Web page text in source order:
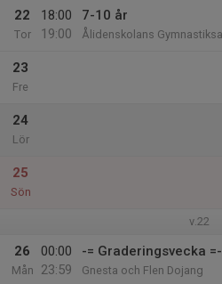
22
Tor
18:00
19:00
7-10 år
Ålidenskolans
23
Fre
24
Lör
25
Sön
v.22
26
Mån
00:00
23:59
-= Graderingsvecka =-
Gnesta och Flen Dojang